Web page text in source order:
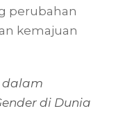
perubahan
kemajuan
dalam
di Dunia